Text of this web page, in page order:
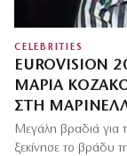
CELEBRITIES
EUROVISION
ΜΑΡΊΑ
ΣΤΗ
Μεγάλη βραδιά για
ξεκίνησε το βράδυ